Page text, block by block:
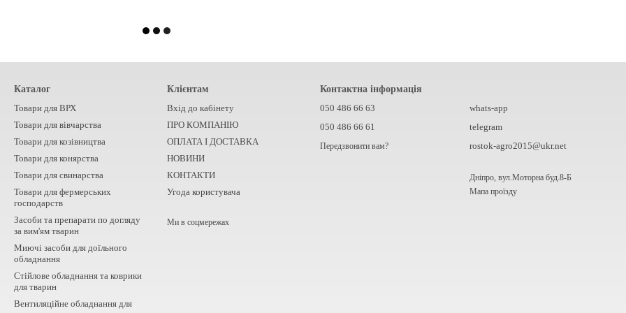
Каталог
Товари для ВРХ
Товари для вівчарства
Товари для козівництва
Товари для конярства
Товари для свинарства
Товари для фермерських
господарств
Засоби та препарати по догляду
за вим'ям тварин
Миючі засоби для доїльного
обладнання
Стійлове обладнання та коврики
для тварин
Вентиляційне обладнання для
Клієнтам
Вхід до кабінету
ПРО КОМПАНІЮ
ОПЛАТА І ДОСТАВКА
НОВИНИ
КОНТАКТИ
Угода користувача
Ми в соцмережах
Контактна інформація
050 486 66 63
050 486 66 61
Передзвонити вам?
whats-app
telegram
rostok-agro2015@ukr.net
Дніпро, вул.Моторна буд.8-Б
Мапа проїзду